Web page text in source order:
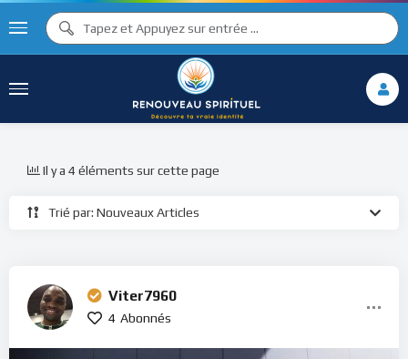
Trié par: Nouveaux Articles
Il y a 4 éléments sur cette page
Viter7960
4 Abonnés